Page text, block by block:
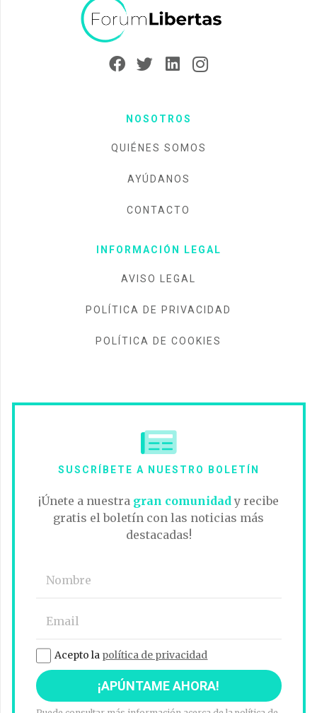
NOSOTROS
QUIÉNES SOMOS
AYÚDANOS
CONTACTO
INFORMACIÓN LEGAL
AVISO LEGAL
POLÍTICA DE PRIVACIDAD
POLÍTICA DE COOKIES
SUSCRÍBETE A NUESTRO BOLETÍN
¡Únete a nuestra gran comunidady recibe
gratis el boletín con las noticias más
destacadas!
Acepto la política de privacidad